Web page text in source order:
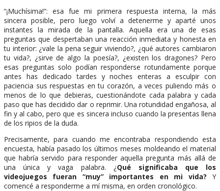
“¡Muchísima!”: esa fue mi primera respuesta interna, la más
sincera posible, pero luego volví a detenerme y aparté unos
instantes la mirada de la pantalla. Aquella era una de esas
preguntas que despertaban una reacción inmediata y honesta en
tu interior: ¿vale la pena seguir viviendo?, ¿qué autores cambiaron
tu vida?, ¿sirve de algo la poesía?, ¿existen los dragones? Pero
esas preguntas solo podían responderse rotundamente porque
antes has dedicado tardes y noches enteras a esculpir con
paciencia sus respuestas en tu corazón, a veces puliendo más o
menos de lo que debieras, cuestionándote cada palabra y cada
paso que has decidido dar o reprimir. Una rotundidad engañosa, al
fin y al cabo, pero que es sincera incluso cuando la presentas llena
de los ripios de la duda.
Precisamente, para cuando me encontraba respondiendo esta
encuesta, había pasado los últimos meses moldeando el material
que habría servido para responder aquella pregunta más allá de
una única y vaga palabra. ¿Qué significaba que los
videojuegos fueran “muy” importantes en mi vida? Y
comencé a responderme a mí misma, en orden cronológico.